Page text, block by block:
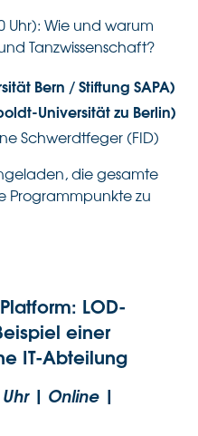
Uhr): Wie und warum
Tanzwissenschaft?
Bern / Stiftung SAPA)
Universität zu Berlin)
Schwerdtfeger (FID)
die gesamte
Programmpunkte zu
LOD-
einer
IT-Abteilung
Uhr | Online |